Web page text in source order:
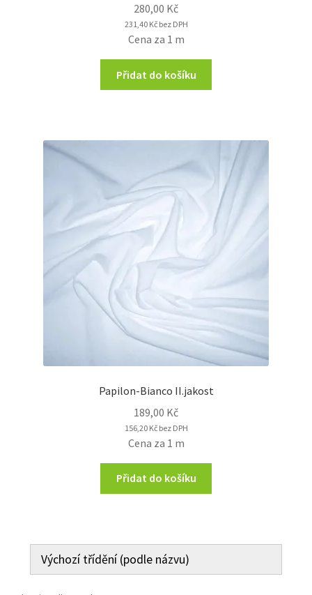
280,00 Kč
231,40 Kčbez DPH
Cena za 1 m
Přidat do košíku
Papilon-Bianco II.jakost
189,00 Kč
156,20 Kčbez DPH
Cena za 1 m
Přidat do košíku